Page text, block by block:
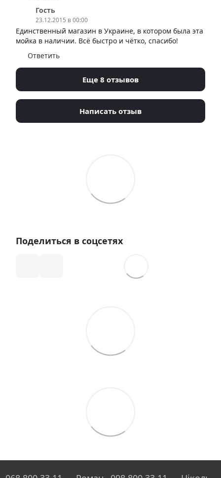
Гость
23.12.2015 в 00:00
Единственный магазин в Украине, в котором была эта
мойка в наличии. Всё быстро и чётко, спасибо!
Ответить
Еще 8 отзывов
Написать отзыв
Поделиться в соцсетях